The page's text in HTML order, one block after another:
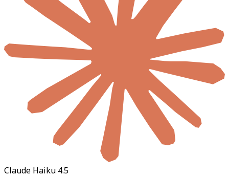
Claude Haiku 4.5